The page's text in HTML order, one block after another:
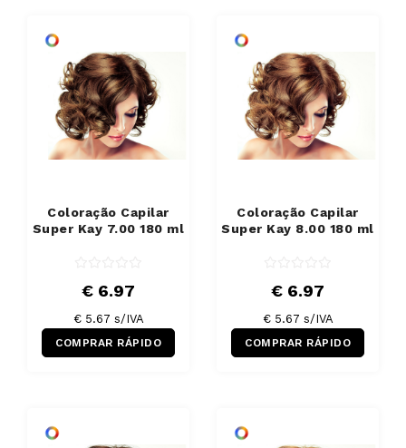
Coloração Capilar
Super Kay 7.00 180 ml
€ 6.97
€ 5.67 s/IVA
COMPRAR RÁPIDO
Coloração Capilar
Super Kay 8.00 180 ml
€ 6.97
€ 5.67 s/IVA
COMPRAR RÁPIDO